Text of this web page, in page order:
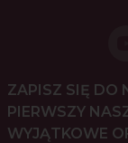
ZAPISZ SIĘ DO
PIERWSZY
WYJĄTKOWE